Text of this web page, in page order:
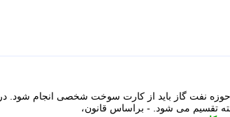
درصد سوختگیری در حوزه بنزین و 95 درصد در حوزه نفت گاز باید از کارت سوخت شخصی انجام شود. در
تقسیم می شود. - براساس قانون،